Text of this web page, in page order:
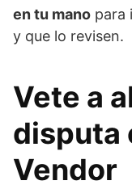
en tu mano para
y que lo revisen.
Vete a
disputa
Vendor